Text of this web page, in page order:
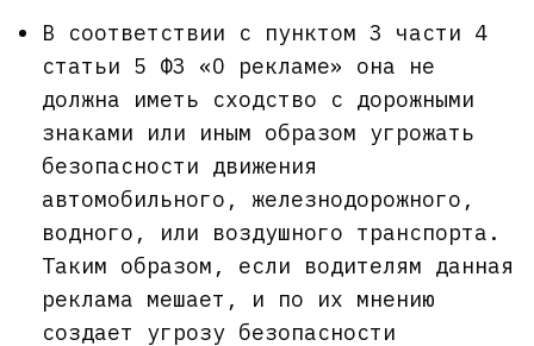
В соответствии с пунктом 3 части 4
статьи 5 ФЗ «О рекламе» она не
должна иметь сходство с дорожными
знаками или иным образом угрожать
безопасности движения
автомобильного, железнодорожного,
водного, или воздушного транспорта.
Таким образом, если водителям данная
реклама мешает, и по их мнению
создает угрозу безопасности